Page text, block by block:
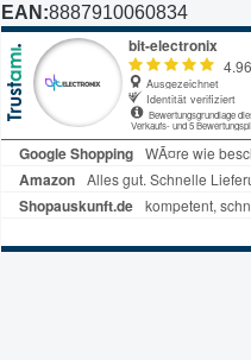
EAN:8887910060834